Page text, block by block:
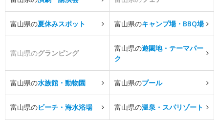
富山県の夏休みスポット 富山県のキャンプ場・BBQ場
富山県のグランピング
富山県の遊園地・テーマパー
ク
富山県の水族館・動物園 富山県のプール
富山県のビーチ・海水浴場 富山県の温泉・スパリゾート